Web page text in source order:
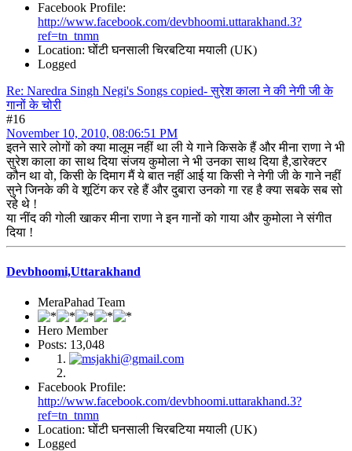
Facebook Profile:
http://www.facebook.com/devbhoomi.uttarakhand.3?
ref=tn_tnmn
Location: घोंटी घनसाली चिरबटिया मयाली (UK)
Logged
Re: Naredra Singh Negi's Songs copied- सुरेश काला ने की नेगी जी के
गानों के चोरी
#16
November 10, 2010, 08:06:51 PM
इतने सारे लोगों को क्या मालूम नहीं था ली ये गाने किसके हैं और मीना राणा ने भी
सुरेश काला का साथ दिया संजय कुमोला ने भी उनका साथ दिया है,डारेक्टर
कौन था वो, किसी के दिमाग मैं ये बात नहीं आई या किसी ने नेगी जी के गाने नहीं
सुने जिनके की वे शूटिंग कर रहे हैं और दुबारा उनको गा रह है क्या सबके सब सो
रहे थे !
या नींद की गोली खाकर मीना राणा ने इन गानों को गाया और कुमोला ने संगीत
दिया !
Devbhoomi,Uttarakhand
MeraPahad Team
Hero Member
Posts: 13,048
Facebook Profile:
http://www.facebook.com/devbhoomi.uttarakhand.3?
ref=tn_tnmn
Location: घोंटी घनसाली चिरबटिया मयाली (UK)
Logged